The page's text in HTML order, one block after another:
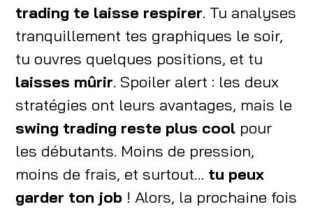
trading te laisse respirer. Tu analyses
tranquillement tes graphiques le soir,
tu ouvres quelques positions, et tu
laisses mûrir. Spoiler alert : les deux
stratégies ont leurs avantages, mais le
swing trading reste plus cool pour
les débutants. Moins de pression,
moins de frais, et surtout… tu peux
garder ton job ! Alors, la prochaine fois